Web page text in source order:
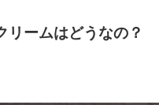
リームはどうなの？